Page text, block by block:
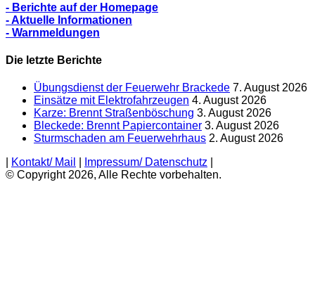
- Berichte auf der Homepage
- Aktuelle Informationen
- Warnmeldungen
Die letzte Berichte
Übungsdienst der Feuerwehr Brackede 7. August 2026
Einsätze mit Elektrofahrzeugen 4. August 2026
Karze: Brennt Straßenböschung 3. August 2026
Bleckede: Brennt Papiercontainer 3. August 2026
Sturmschaden am Feuerwehrhaus 2. August 2026
Kontakt/ Mail Impressum/ Datenschutz
© Copyright 2026, Alle Rechte vorbehalten.